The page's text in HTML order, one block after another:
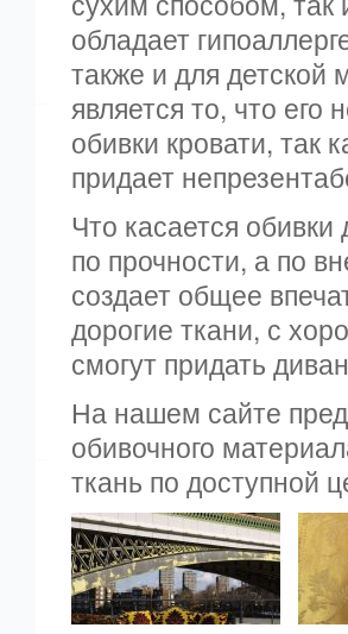
обладает
также и для
является то, что его
обивки кровати, так
придает
Что касается
по прочности, а по
создает общее
дорогие ткани, с
смогут придать
На нашем сайте
обивочного
ткань по доступной